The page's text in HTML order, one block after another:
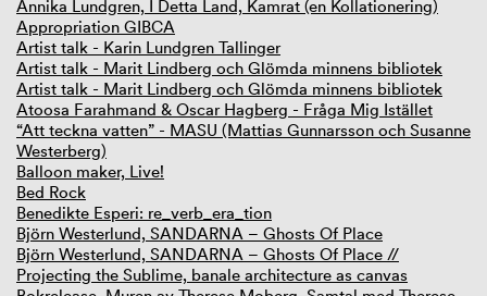
Annika Lundgren, I Detta Land, Kamrat (en Kollationering)
Appropriation GIBCA
Artist talk - Karin Lundgren Tallinger
Artist talk - Marit Lindberg och Glömda minnens bibliotek
Artist talk - Marit Lindberg och Glömda minnens bibliotek
Atoosa Farahmand & Oscar Hagberg - Fråga Mig Istället
“Att teckna vatten” - MASU (Mattias Gunnarsson och Susanne
Westerberg)
Balloon maker, Live!
Bed Rock
Benedikte Esperi: re_verb_era_tion
Björn Westerlund, SANDARNA – Ghosts Of Place
Björn Westerlund, SANDARNA – Ghosts Of Place //
Projecting the Sublime, banale architecture as canvas